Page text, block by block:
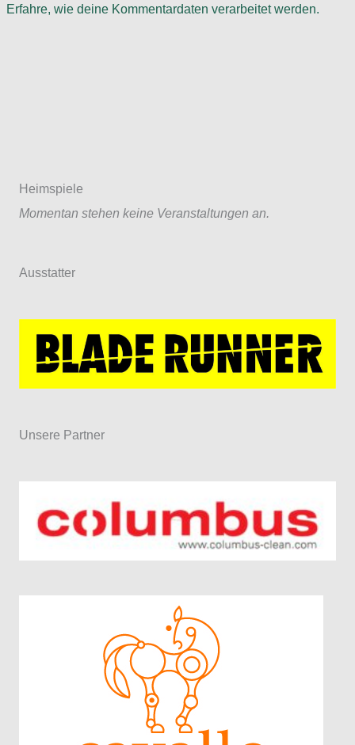
Erfahre, wie deine Kommentardaten verarbeitet werden.
Heimspiele
Momentan stehen keine Veranstaltungen an.
Ausstatter
Unsere Partner